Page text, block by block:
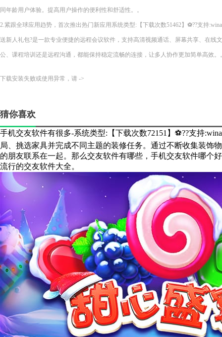
同年龄用户体验。提高用户操作的便利性和舒适性。。
2.紧跟全球应用趋势，首次推出热门新应用系统类型:【下载次数51462】⚽??支持
送新人礼包?是一款专业便捷的远程会议软件，支持高清视频通话、屏幕共享、在线
公、课程培训还是远程沟通，都能保持稳定流畅的连接，让多人协作更加简单高效。
下载安装失败或使用异常，请 ->
猜你喜欢
手机交友软件有很多-系统类型:【下载次数72151】⚽??支持
局、挑选家具并完成不同主题的装修任务。通过不断收集装饰
的朋友联系在一起。那么交友软件有哪些，手机交友软件哪个
流行的交友软件大全。